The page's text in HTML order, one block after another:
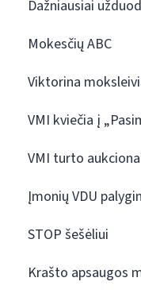
Dažniausiai
Mokesčių ABC
Viktorina
VMI kviečia į
VMI turto
Įmonių VDU
STOP šešėliui
Krašto apsaugos